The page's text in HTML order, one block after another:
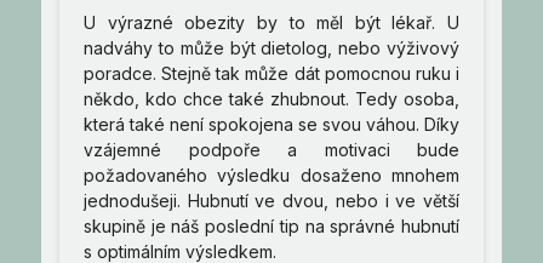
U výrazné obezity by to měl být lékař. U
nadváhy to může být dietolog, nebo výživový
poradce. Stejně tak může dát pomocnou ruku i
někdo, kdo chce také zhubnout. Tedy osoba,
která také není spokojena se svou váhou. Díky
vzájemné podpoře a motivaci bude
požadovaného výsledku dosaženo mnohem
jednodušeji. Hubnutí ve dvou, nebo i ve větší
skupině je náš poslední tip na správné hubnutí
s optimálním výsledkem.